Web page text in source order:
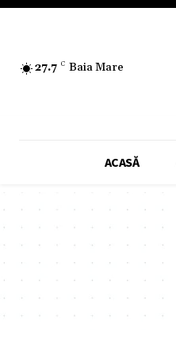
27.7 C Baia Mare
ACASĂ